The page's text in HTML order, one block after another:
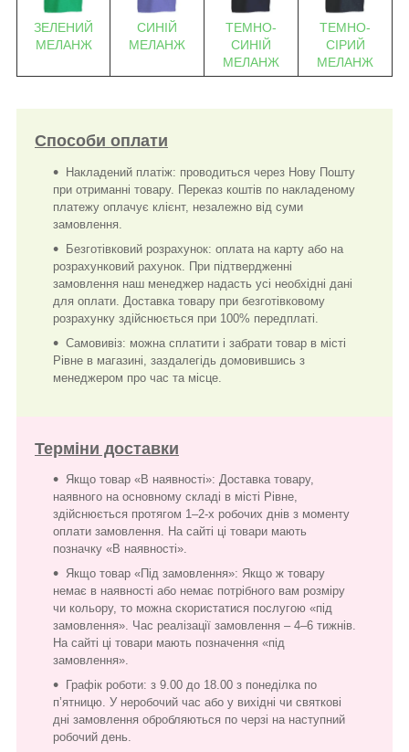
ЗЕЛЕНИЙ
МЕЛАНЖ
СИНІЙ
МЕЛАНЖ
ТЕМНО-
СИНІЙ
МЕЛАНЖ
ТЕМНО-
СІРИЙ
МЕЛАНЖ
Способи оплати
Накладений платіж: проводиться через Нову Пошту
при отриманні товару. Переказ коштів по накладеному
платежу оплачує клієнт, незалежно від суми
замовлення.
Безготівковий розрахунок: оплата на карту або на
розрахунковий рахунок. При підтвердженні
замовлення наш менеджер надасть усі необхідні дані
для оплати. Доставка товару при безготівковому
розрахунку здійснюється при 100% передплаті.
Самовивіз: можна сплатити і забрати товар в місті
Рівне в магазині, заздалегідь домовившись з
менеджером про час та місце.
Терміни доставки
Якщо товар «В наявності»: Доставка товару,
наявного на основному складі в місті Рівне,
здійснюється протягом 1–2-х робочих днів з моменту
оплати замовлення. На сайті ці товари мають
позначку «В наявності».
Якщо товар «Під замовлення»: Якщо ж товару
немає в наявності або немає потрібного вам розміру
чи кольору, то можна скористатися послугою «під
замовлення». Час реалізації замовлення – 4–6 тижнів.
На сайті ці товари мають позначення «під
замовлення».
Графік роботи: з 9.00 до 18.00 з понеділка по
п’ятницю. У неробочий час або у вихідні чи святкові
дні замовлення обробляються по черзі на наступний
робочий день.